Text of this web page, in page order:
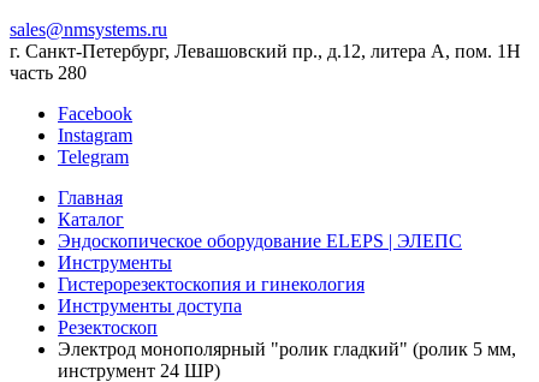
sales@nmsystems.ru
г. Санкт-Петербург, Левашовский пр., д.12, литера А, пом. 1Н
часть 280
Facebook
Instagram
Telegram
Главная
Каталог
Эндоскопическое оборудование ELEPS | ЭЛЕПС
Инструменты
Гистерорезектоскопия и гинекология
Инструменты доступа
Резектоскоп
Электрод монополярный "ролик гладкий" (ролик 5 мм,
инструмент 24 ШР)